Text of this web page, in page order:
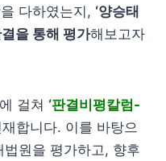
다하였는지, ‘양승태
을 통해 평가해보고자
걸쳐 ‘판결비평칼럼-
합니다. 이를 바탕으
원을 평가하고, 향후